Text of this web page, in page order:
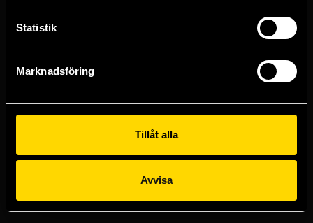
Statistik
Marknadsföring
Tillåt alla
Avvisa
Västerlånggatan 48
Göteborgsbutiken
Kungsgatan 19
Malmöbutiken
582 19 Linköping